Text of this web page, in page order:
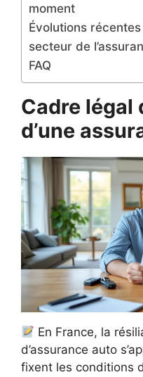
moment
Évolutions
secteur de
FAQ
Cadre légal
d’une
En France, la
d’assurance auto
fixent les conditions